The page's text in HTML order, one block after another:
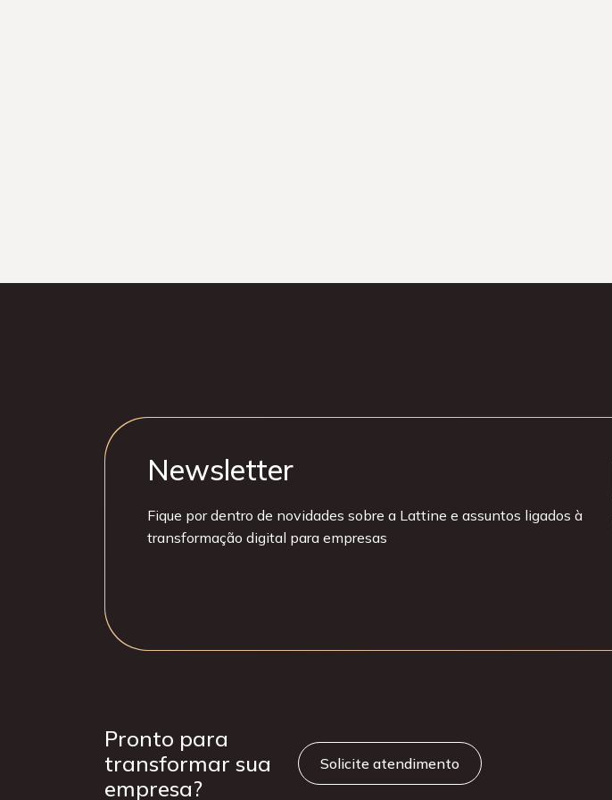
Newsletter
Fique por dentro de novidades sobre a Lattine e assuntos ligados à
transformação digital para empresas
Pronto para
transformar sua
empresa?
Solicite atendimento